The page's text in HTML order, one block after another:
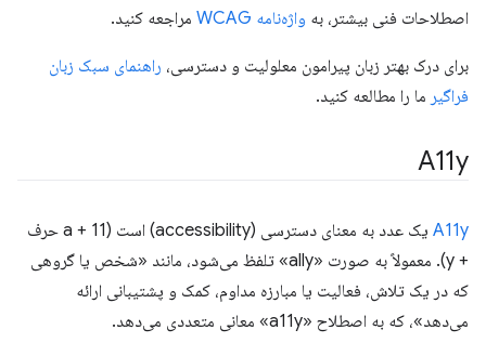
اصطلاحات فنی بیشتر، به واژه‌نامه WCAG مراجعه کنید.
برای درک بهتر زبان پیرامون معلولیت و دسترسی، راهنمای سبک زبان
فراگیر ما را مطالعه کنید.
A11y
A11y
یک عدد به معنای دسترسی (accessibility) است (a + 11 حرف
+ y). معمولاً به صورت «ally» تلفظ می‌شود، مانند «شخص یا گروهی
که در یک تلاش، فعالیت یا مبارزه مداوم، کمک و پشتیبانی ارائه
می‌دهد»، که به اصطلاح «a11y» معانی متعددی می‌دهد.